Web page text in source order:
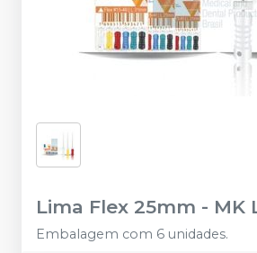
Lima Flex 25mm - MK
Embalagem com 6 unidades.